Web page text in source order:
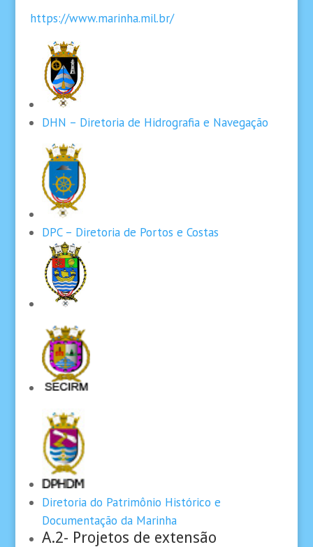
https://www.marinha.mil.br/
DHN – Diretoria de Hidrografia e Navegação
DPC – Diretoria de Portos e Costas
Diretoria do Patrimônio Histórico e
Documentação da Marinha
A.2- Projetos de extensão